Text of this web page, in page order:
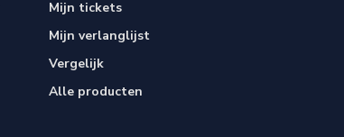
Mijn tickets
Mijn verlanglijst
Vergelijk
Alle producten